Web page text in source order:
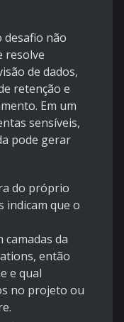
desafio não
resolve
de dados,
retenção e
Em um
sensíveis,
pode gerar
do próprio
indicam que o
da
, então
e qual
no projeto ou